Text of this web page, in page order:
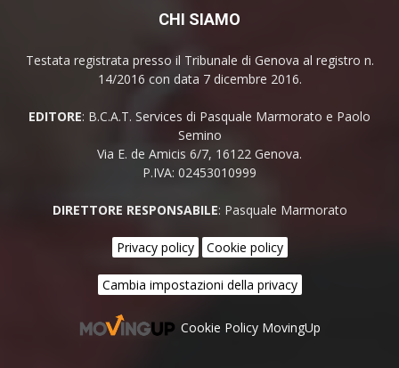
CHI SIAMO
Testata registrata presso il Tribunale di Genova al registro n.
14/2016 con data 7 dicembre 2016.
EDITORE: B.C.A.T. Services di Pasquale Marmorato e Paolo
Semino
Via E. de Amicis 6/7, 16122 Genova.
P.IVA: 02453010999
DIRETTORE RESPONSABILE: Pasquale Marmorato
Privacy policy Cookie policy
Cambia impostazioni della privacy
Cookie Policy MovingUp